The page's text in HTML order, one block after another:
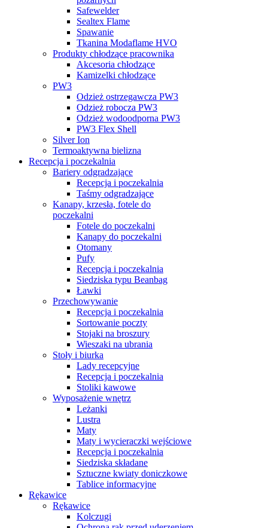
Safewelder
Sealtex Flame
Spawanie
Tkanina Modaflame HVO
Produkty chłodzące pracownika
Akcesoria chłodzące
Kamizelki chłodzące
PW3
Odzież ostrzegawcza PW3
Odzież robocza PW3
Odzież wodoodporna PW3
PW3 Flex Shell
Silver Ion
Termoaktywna bielizna
Recepcja i poczekalnia
Bariery odgradzające
Recepcja i poczekalnia
Taśmy odgradzające
Kanapy, krzesła, fotele do
poczekalni
Fotele do poczekalni
Kanapy do poczekalni
Otomany
Pufy
Recepcja i poczekalnia
Siedziska typu Beanbag
Ławki
Przechowywanie
Recepcja i poczekalnia
Sortowanie poczty
Stojaki na broszury
Wieszaki na ubrania
Stoły i biurka
Lady recepcyjne
Recepcja i poczekalnia
Stoliki kawowe
Wyposażenie wnętrz
Leżanki
Lustra
Maty
Maty i wycieraczki wejściowe
Recepcja i poczekalnia
Siedziska składane
Sztuczne kwiaty doniczkowe
Tablice informacyjne
Rękawice
Rękawice
Kolczugi